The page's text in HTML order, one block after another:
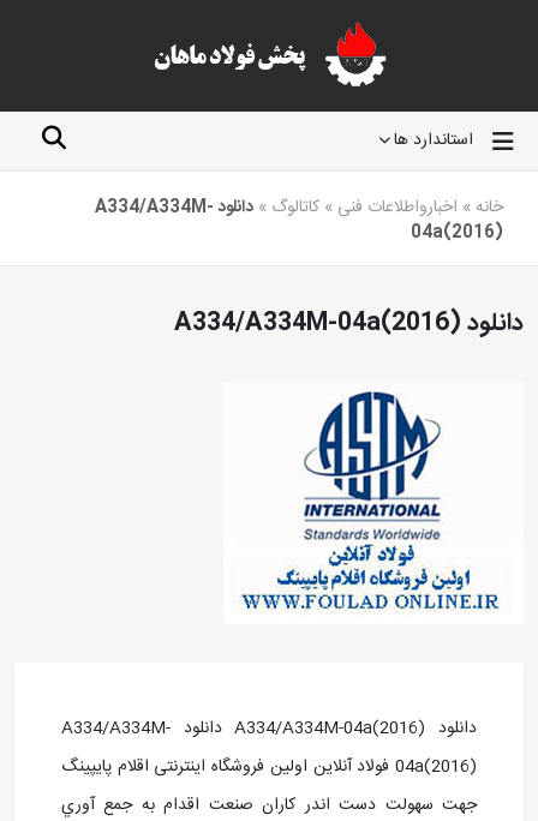
استاندارد ها
خانه » اخبارواطلاعات فنی » کاتالوگ »
دانلود A334/A334M-
04a(2016)
دانلود A334/A334M-04a(2016)
دانلود A334/A334M-04a(2016) دانلود A334/A334M-
04a(2016) فولاد آنلاین اولین فروشگاه اینترنتی اقلام پایپینگ
جهت سهولت دست اندر کاران صنعت اقدام به جمع آوري